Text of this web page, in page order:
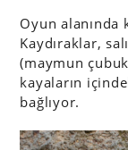
Oyun
Kaydıraklar,
(maymun
kayaların
bağlıyor.